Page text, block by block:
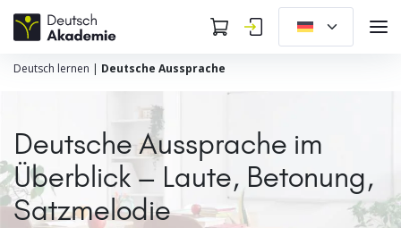
Deutsch lernen | Deutsche Aussprache
Deutsche Aussprache im
Überblick – Laute, Betonung,
Satzmelodie